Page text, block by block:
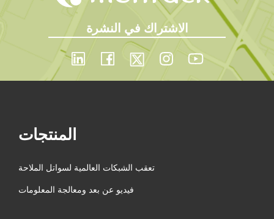
الاشتراك في النشرة
المنتجات
تعقب الشبكات العالمية لسواتل الملاحة
فيديو عن بعد ومعالجة المعلومات